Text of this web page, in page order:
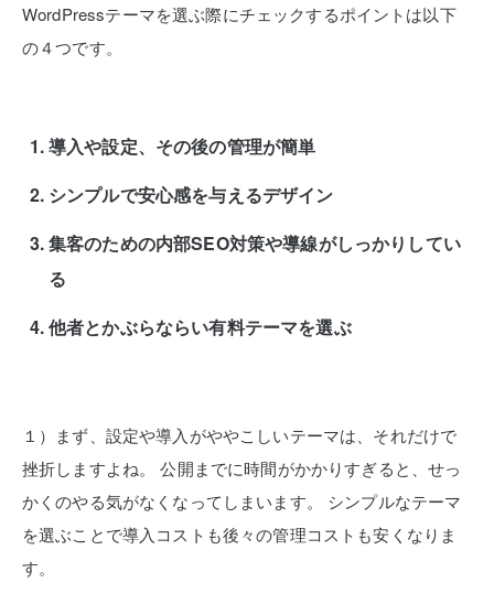
WordPressテーマを選ぶ際にチェックするポイントは以下
の４つです。
導入や設定、その後の管理が簡単
シンプルで安心感を与えるデザイン
集客のための内部SEO対策や導線がしっかりしてい
る
他者とかぶらならい有料テーマを選ぶ
１）まず、設定や導入がややこしいテーマは、それだけで
挫折しますよね。
公開までに時間がかかりすぎると、せっ
かくのやる気がなくなってしまいます。
シンプルなテーマ
を選ぶことで導入コストも後々の管理コストも安くなりま
す。